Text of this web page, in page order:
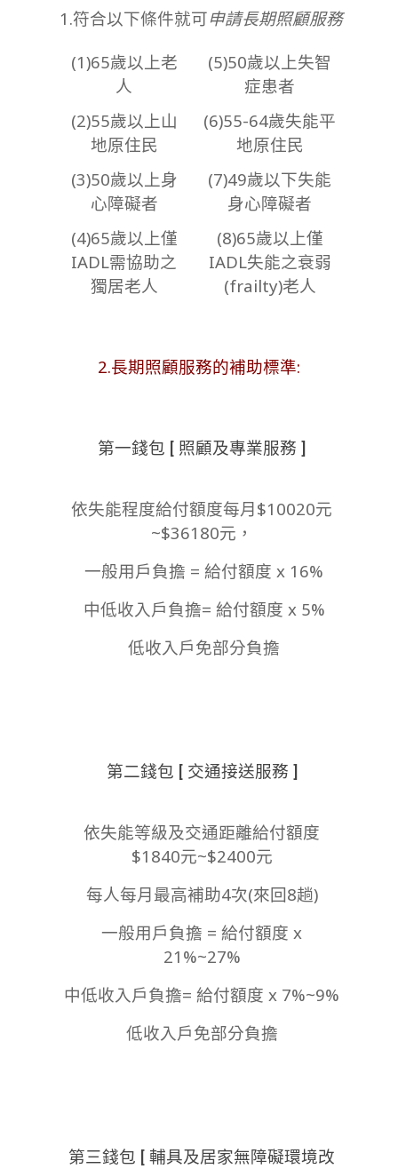
1.符合以下條件就可申請長期照顧服務
(1)65歲以上老
人
(5)50歲以上失智
症患者
(2)55歲以上山
地原住民
(6)55-64歲失能平
地原住民
(3)50歲以上身
心障礙者
(7)49歲以下失能
身心障礙者
(4)65歲以上僅
IADL需協助之
獨居老人
(8)65歲以上僅
IADL失能之衰弱
(frailty)老人
2.長期照顧服務的補助標準:
第一錢包 [ 照顧及專業服務 ]
依失能程度給付額度每月$10020元
~$36180元，
一般用戶負擔 = 給付額度 x 16%
中低收入戶負擔= 給付額度 x 5%
低收入戶免部分負擔
第二錢包 [ 交通接送服務 ]
依失能等級及交通距離給付額度
$1840元~$2400元
每人每月最高補助4次(來回8趟)
一般用戶負擔 = 給付額度 x
21%~27%
中低收入戶負擔= 給付額度 x 7%~9%
低收入戶免部分負擔
第三錢包 [ 輔具及居家無障礙環境改